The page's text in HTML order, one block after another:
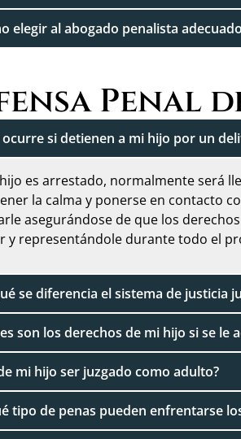
elegir al abogado penalista
Penal
ocurre si detienen a mi hijo por un
es arrestado, normalmente será
la calma y ponerse en contacto
asegurándose de que los
y representándole durante todo el
se diferencia el sistema de justicia
son los derechos de mi hijo si se le
mi hijo ser juzgado como adulto?
tipo de penas pueden enfrentarse